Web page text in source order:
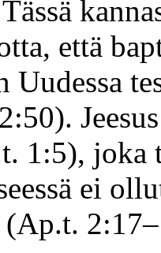
että
Uudessa
1:5),
ei